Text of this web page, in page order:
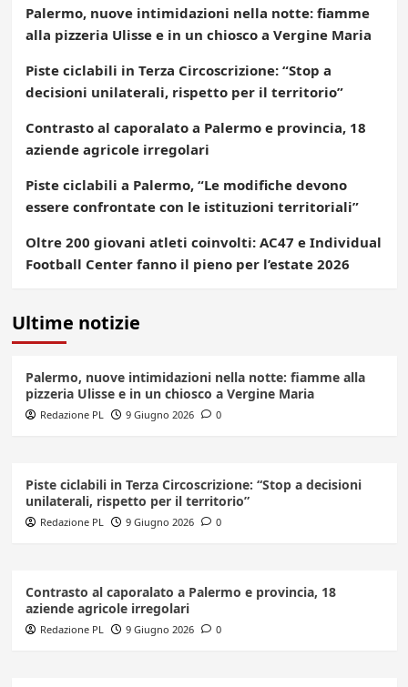
Palermo, nuove intimidazioni nella notte: fiamme
alla pizzeria Ulisse e in un chiosco a Vergine Maria
Piste ciclabili in Terza Circoscrizione: “Stop a
decisioni unilaterali, rispetto per il territorio”
Contrasto al caporalato a Palermo e provincia, 18
aziende agricole irregolari
Piste ciclabili a Palermo, “Le modifiche devono
essere confrontate con le istituzioni territoriali”
Oltre 200 giovani atleti coinvolti: AC47 e Individual
Football Center fanno il pieno per l’estate 2026
Ultime notizie
Palermo, nuove intimidazioni nella notte: fiamme alla
pizzeria Ulisse e in un chiosco a Vergine Maria
Redazione PL 9 Giugno 2026 0
Piste ciclabili in Terza Circoscrizione: “Stop a decisioni
unilaterali, rispetto per il territorio”
Redazione PL 9 Giugno 2026 0
Contrasto al caporalato a Palermo e provincia, 18
aziende agricole irregolari
Redazione PL 9 Giugno 2026 0